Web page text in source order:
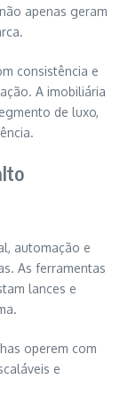
apenas geram
consistência e
A imobiliária
de luxo,
automação e
As ferramentas
lances e
operem com
e